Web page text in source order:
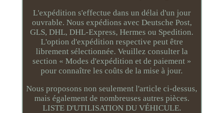
L'expédition s'effectue dans un délai d'un jour
ouvrable. Nous expédions avec Deutsche Post,
GLS, DHL, DHL-Express, Hermes ou Spedition.
L'option d'expédition respective peut être
librement sélectionnée. Veuillez consulter la
section « Modes d'expédition et de paiement »
pour connaître les coûts de la mise à jour.
Nous proposons non seulement l'article ci-dessus,
mais également de nombreuses autres pièces.
LISTE D'UTILISATION DU VÉHICULE.